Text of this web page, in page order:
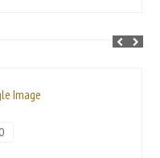
Image